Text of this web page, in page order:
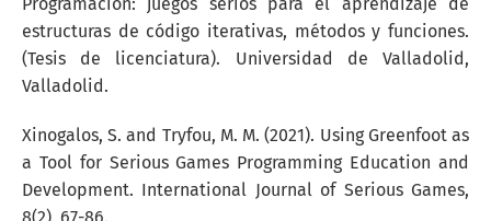
estructuras de código iterativas, métodos y funciones.
(Tesis de licenciatura). Universidad de Valladolid,
Valladolid.
Xinogalos, S. and Tryfou, M. M. (2021). Using Greenfoot as
a Tool for Serious Games Programming Education and
Development. International Journal of Serious Games,